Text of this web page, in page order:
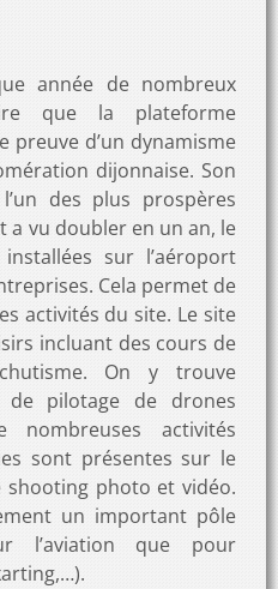
année de nombreux
que la plateforme
d’un dynamisme
dijonnaise. Son
des plus prospères
a vu doubler en un an, le
sur l’aéroport
Cela permet de
activités du site. Le site
incluant des cours de
On y trouve
de pilotage de drones
nombreuses activités
sont présentes sur le
photo et vidéo.
un important pôle
l’aviation que pour